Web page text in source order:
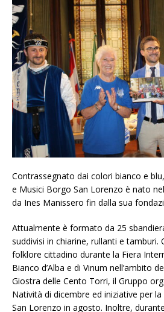
Contrassegnato dai colori bianco e
e Musici Borgo San Lorenzo è nato
da Ines Manissero fin dalla sua
Attualmente è formato da 25
suddivisi in chiarine, rullanti e tamburi.
folklore cittadino durante la Fiera
Bianco d’Alba e di Vinum nell’ambito
Giostra delle Cento Torri, il Gruppo
Natività di dicembre ed iniziative per
San Lorenzo in agosto. Inoltre,